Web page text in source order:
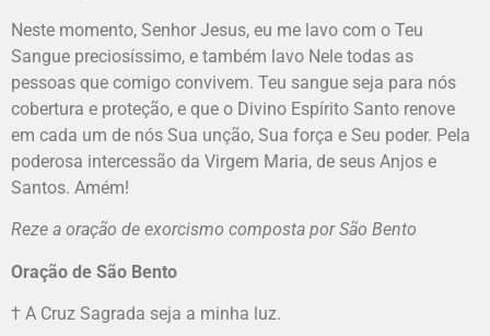
Neste momento, Senhor Jesus, eu me lavo com o Teu
Sangue preciosíssimo, e também lavo Nele todas as
pessoas que comigo convivem. Teu sangue seja para nós
cobertura e proteção, e que o Divino Espírito Santo renove
em cada um de nós Sua unção, Sua força e Seu poder. Pela
poderosa intercessão da Virgem Maria, de seus Anjos e
Santos. Amém!
Reze a oração de exorcismo composta por São Bento
Oração de São Bento
† A Cruz Sagrada seja a minha luz.